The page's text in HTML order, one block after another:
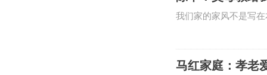
我们家的家风不是写
缘。母亲的祖上，是
马乱，身怀家国情怀
马红家庭：孝老